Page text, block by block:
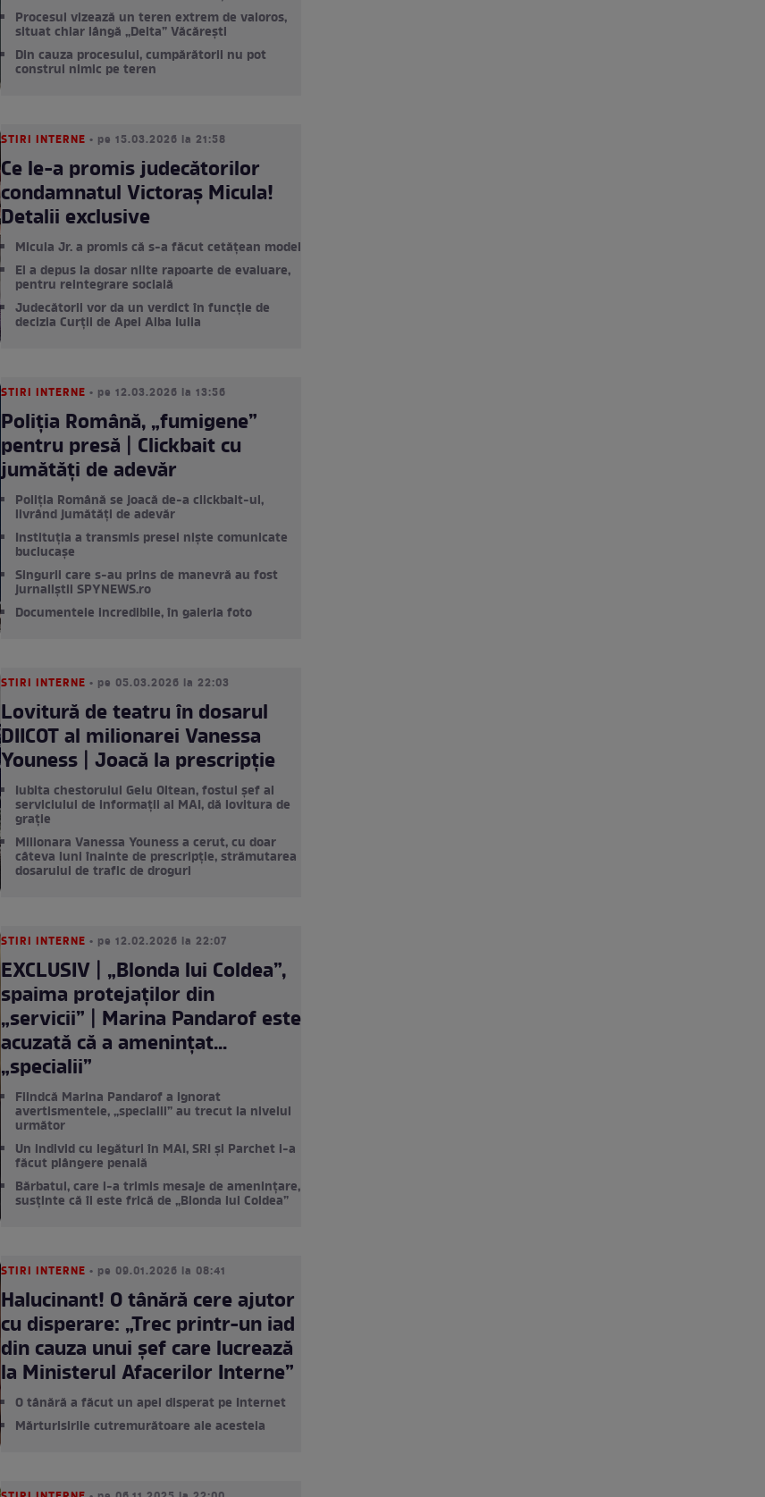
Procesul vizează un teren extrem de valoros,
situat chiar lângă „Delta” Văcărești
Din cauza procesului, cumpărătorii nu pot
construi nimic pe teren
STIRI INTERNE • pe 15.03.2026 la 21:58
Ce le-a promis judecătorilor
condamnatul Victoraș Micula!
Detalii exclusive
Micula Jr. a promis că s-a făcut cetățean model
El a depus la dosar nilte rapoarte de evaluare,
pentru reintegrare socială
Judecătorii vor da un verdict în funcție de
decizia Curții de Apel Alba Iulia
STIRI INTERNE • pe 12.03.2026 la 13:56
Poliția Română, „fumigene”
pentru presă | Clickbait cu
jumătăți de adevăr
Poliția Română se joacă de-a clickbait-ul,
livrând jumătăți de adevăr
Instituția a transmis presei niște comunicate
buclucașe
Singurii care s-au prins de manevră au fost
jurnaliștii SPYNEWS.ro
Documentele incredibile, în galeria foto
STIRI INTERNE • pe 05.03.2026 la 22:03
Lovitură de teatru în dosarul
DIICOT al milionarei Vanessa
Youness | Joacă la prescripție
Iubita chestorului Gelu Oltean, fostul șef al
serviciului de informații al MAI, dă lovitura de
grație
Milionara Vanessa Youness a cerut, cu doar
câteva luni înainte de prescripție, strămutarea
dosarului de trafic de droguri
STIRI INTERNE • pe 12.02.2026 la 22:07
EXCLUSIV | „Blonda lui Coldea”,
spaima protejaților din
„servicii” | Marina Pandarof este
acuzată că a amenințat...
„specialii”
Fiindcă Marina Pandarof a ignorat
avertismentele, „specialii” au trecut la nivelul
următor
Un individ cu legături în MAI, SRI și Parchet i-a
făcut plângere penală
Bărbatul, care i-a trimis mesaje de amenințare,
susținte că îi este frică de „Blonda lui Coldea”
STIRI INTERNE • pe 09.01.2026 la 08:41
Halucinant! O tânără cere ajutor
cu disperare: „Trec printr-un iad
din cauza unui șef care lucrează
la Ministerul Afacerilor Interne”
O tânără a făcut un apel disperat pe Internet
Mărturisirile cutremurătoare ale acesteia